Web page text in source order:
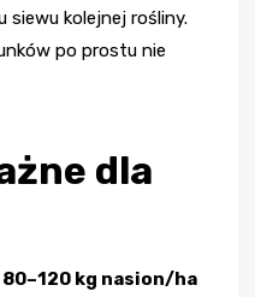
siewu kolejnej rośliny.
po prostu nie
dla
80–120 kg nasion/ha